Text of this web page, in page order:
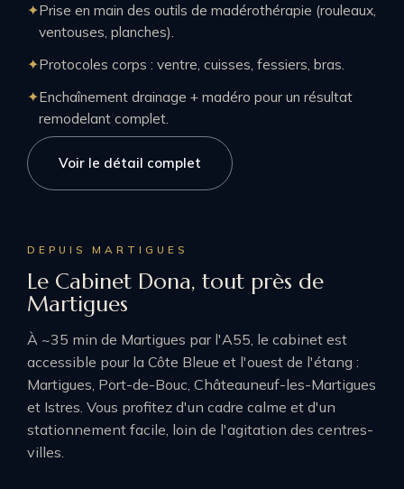
Prise en main des outils de madérothérapie (rouleaux,
ventouses, planches).
Protocoles corps : ventre, cuisses, fessiers, bras.
Enchaînement drainage + madéro pour un résultat
remodelant complet.
Voir le détail complet
DEPUIS MARTIGUES
Le Cabinet Dona, tout près de
Martigues
À ~35 min de Martigues par l'A55, le cabinet est
accessible pour la Côte Bleue et l'ouest de l'étang :
Martigues, Port-de-Bouc, Châteauneuf-les-Martigues
et Istres. Vous profitez d'un cadre calme et d'un
stationnement facile, loin de l'agitation des centres-
villes.